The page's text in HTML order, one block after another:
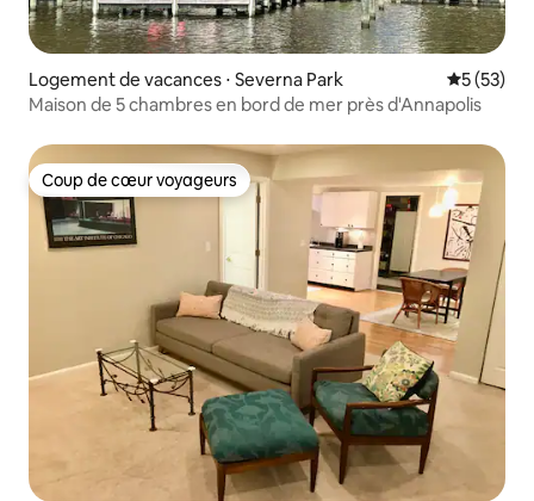
Logement de vacances ⋅ Severna Park
5 (53)
Maison de 5 chambres en bord de mer près d'Annapolis
Coup de cœur voyageurs
Coup de cœur voyageurs